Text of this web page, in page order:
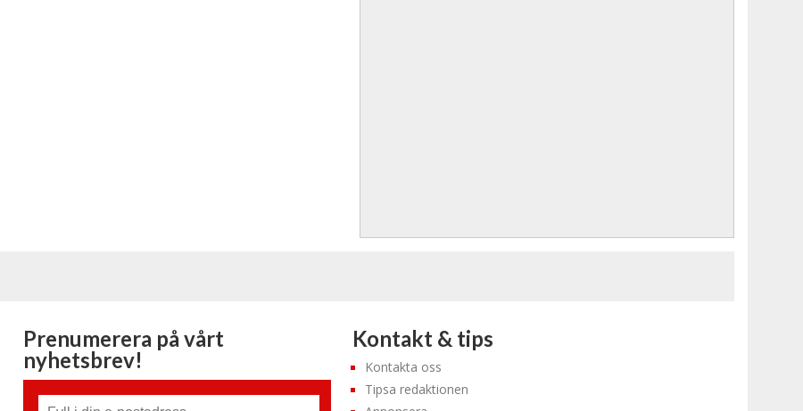
Prenumerera på vårt
nyhetsbrev!
Kontakt & tips
Kontakta oss
Tipsa redaktionen